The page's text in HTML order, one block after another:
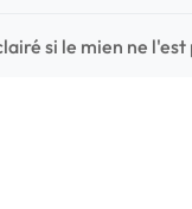
économique !
si le mien ne l'est